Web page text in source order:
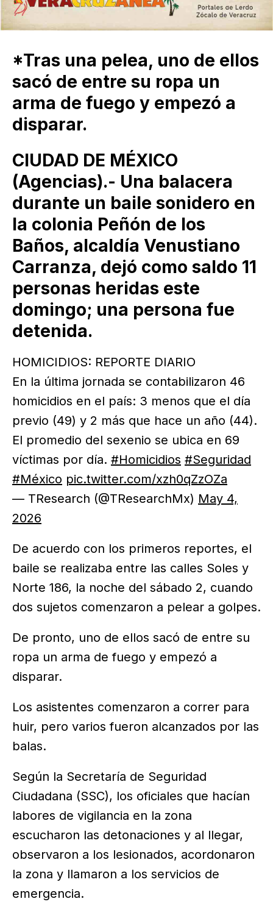
*Tras una pelea, uno de ellos
sacó de entre su ropa un
arma de fuego y empezó a
disparar.
CIUDAD DE MÉXICO
(Agencias).- Una balacera
durante un baile sonidero en
la colonia Peñón de los
Baños, alcaldía Venustiano
Carranza, dejó como saldo 11
personas heridas este
domingo; una persona fue
detenida.
HOMICIDIOS: REPORTE DIARIO
En la última jornada se contabilizaron 46
homicidios en el país: 3 menos que el día
previo (49) y 2 más que hace un año (44).
El promedio del sexenio se ubica en 69
víctimas por día. #Homicidios #Seguridad
#México pic.twitter.com/xzh0qZzOZa
— TResearch (@TResearchMx) May 4,
2026
De acuerdo con los primeros reportes, el
baile se realizaba entre las calles Soles y
Norte 186, la noche del sábado 2, cuando
dos sujetos comenzaron a pelear a golpes.
De pronto, uno de ellos sacó de entre su
ropa un arma de fuego y empezó a
disparar.
Los asistentes comenzaron a correr para
huir, pero varios fueron alcanzados por las
balas.
Según la Secretaría de Seguridad
Ciudadana (SSC), los oficiales que hacían
labores de vigilancia en la zona
escucharon las detonaciones y al llegar,
observaron a los lesionados, acordonaron
la zona y llamaron a los servicios de
emergencia.